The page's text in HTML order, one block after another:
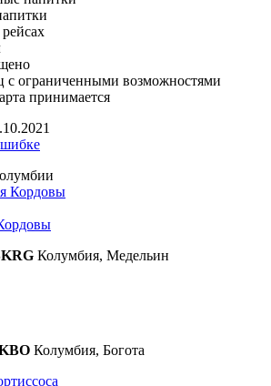
с ограниченными возможностями
принимается
Колумбия, Медельин
Колумбия, Богота